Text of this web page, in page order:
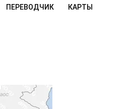
ПЕРЕВОДЧИК КАРТЫ